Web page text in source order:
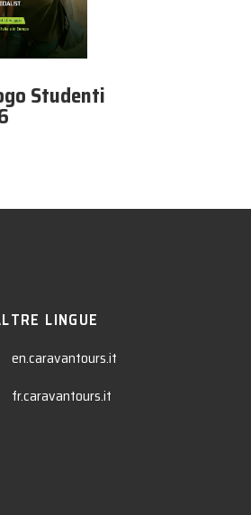
Studenti
LINGUE
en.caravantours.it
fr.caravantours.it